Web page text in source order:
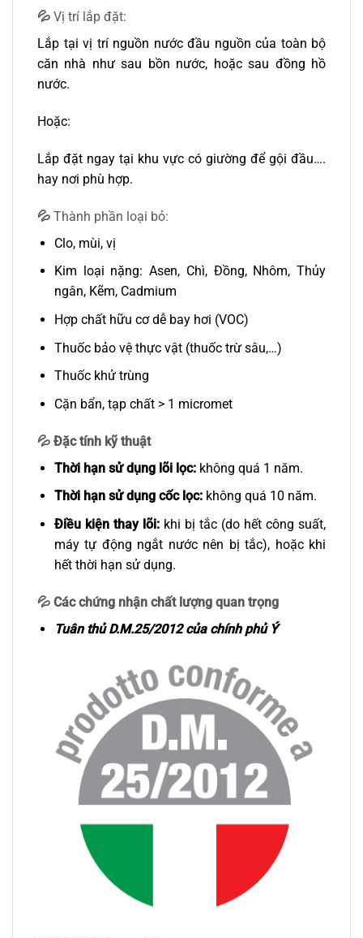
💦 Vị trí lắp đặt:
Lắp tại vị trí nguồn nước đầu nguồn của toàn bộ
căn nhà như sau bồn nước, hoặc sau đồng hồ
nước.
Hoặc:
Lắp đặt ngay tại khu vực có giường để gội đầu….
hay nơi phù hợp.
💦 Thành phần loại bỏ:
Clo, mùi, vị
Kim loại nặng: Asen, Chì, Đồng, Nhôm, Thủy
ngân, Kẽm, Cadmium
Hợp chất hữu cơ dễ bay hơi (VOC)
Thuốc bảo vệ thực vật (thuốc trừ sâu,…)
Thuốc khử trùng
Cặn bẩn, tạp chất > 1 micromet
💦 Đặc tính kỹ thuật
Thời hạn sử dụng lõi lọc:không quá 1 năm.
Thời hạn sử dụng cốc lọc:không quá 10 năm.
Điều kiện thay lõi:khi bị tắc (do hết công suất,
máy tự động ngắt nước nên bị tắc), hoặc khi
hết thời hạn sử dụng.
💦 Các chứng nhận chất lượng quan trọng
Tuân thủ D.M.25/2012 của chính phủ Ý